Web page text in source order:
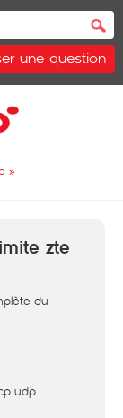
une question
»
zte
du
udp